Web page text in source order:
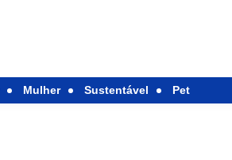
Mulher Sustentável Pet